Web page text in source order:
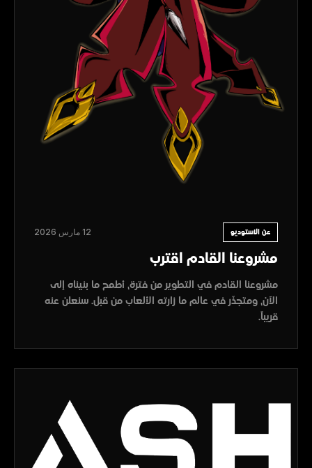
عن الاستوديو 12 مارس 2026
مشروعنا القادم اقترب
مشروعنا القادم في التطوير من فترة، أطمح ما بنيناه إلى
الآن، ومتجذّر في عالم ما زارته الألعاب من قبل. سنعلن عنه
قريباً.